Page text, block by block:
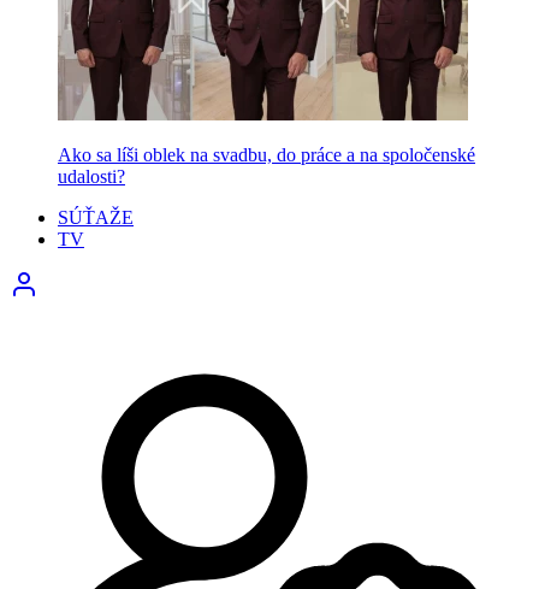
Ako sa líši oblek na svadbu, do práce a na spoločenské
udalosti?
SÚŤAŽE
TV